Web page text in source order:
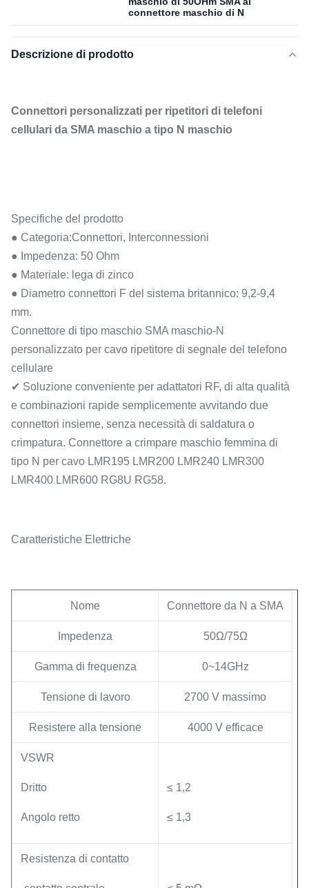
connettore maschio di N
Descrizione di prodotto
Connettori personalizzati per ripetitori di telefoni
cellulari da SMA maschio a tipo N maschio
Specifiche del prodotto
● Categoria:Connettori, Interconnessioni
● Impedenza: 50 Ohm
● Materiale: lega di zinco
● Diametro connettori F del sistema britannico: 9,2-9,4
mm.
Connettore di tipo maschio SMA maschio-N
personalizzato per cavo ripetitore di segnale del telefono
cellulare
✔ Soluzione conveniente per adattatori RF, di alta qualità
e combinazioni rapide semplicemente avvitando due
connettori insieme, senza necessità di saldatura o
crimpatura. Connettore a crimpare maschio femmina di
tipo N per cavo LMR195 LMR200 LMR240 LMR300
LMR400 LMR600 RG8U RG58.
Caratteristiche Elettriche
Nome Connettore da N a SMA
Impedenza 50Ω/75Ω
Gamma di frequenza 0~14GHz
Tensione di lavoro 2700 V massimo
Resistere alla tensione 4000 V efficace
VSWR
Dritto
Angolo retto
≤ 1,2
≤ 1,3
Resistenza di contatto